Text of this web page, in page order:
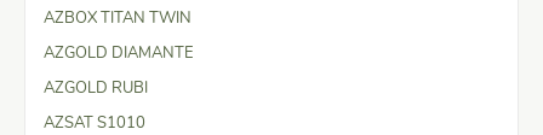
AZBOX TITAN TWIN
AZGOLD DIAMANTE
AZGOLD RUBI
AZSAT S1010